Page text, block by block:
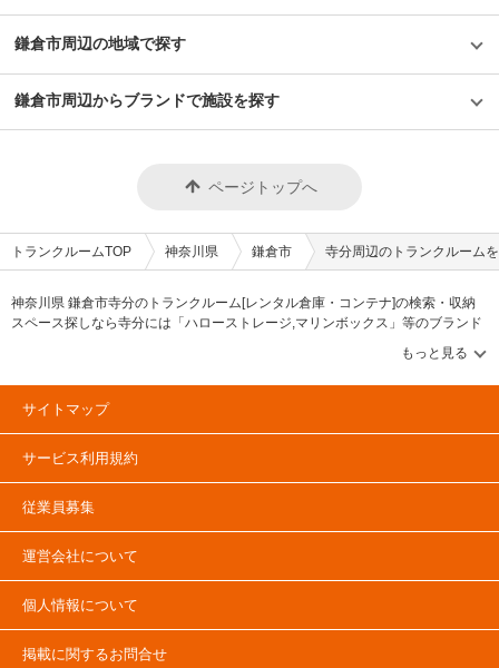
鎌倉市周辺の地域で探す
鎌倉市周辺からブランドで施設を探す
ページトップへ
トランクルームTOP 神奈川県 鎌倉市 寺分周辺のトランクルーム
神奈川県 鎌倉市寺分のトランクルーム[レンタル倉庫・コンテナ]の検索・収納
スペース探しなら寺分には「ハローストレージ,マリンボックス」等のブランド
ィ・空調完備・24時間出し入れ可能などの希望条件で絞込み！豊富な物件数か
ら様々な方法でご希望の収納スペースを簡単に探せるトランクルーム情報サイ
トです。寺分で気になるトランクルームを見つけたら、メールか電話でお問合
サイトマップ
サービス利用規約
従業員募集
運営会社について
個人情報について
掲載に関するお問合せ